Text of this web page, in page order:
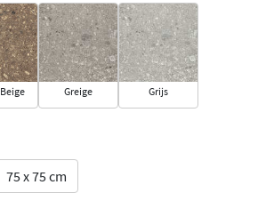
Beige Greige Grijs
75 x 75 cm